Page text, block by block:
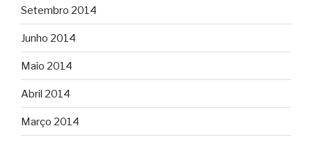
Setembro 2014
Junho 2014
Maio 2014
Abril 2014
Março 2014